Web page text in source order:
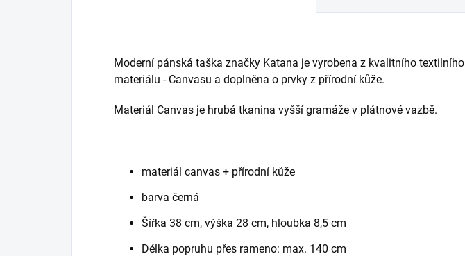
Moderní pánská taška značky Katana je vyrobena z kvalitního textilního
materiálu - Canvasu a doplněna o prvky z přírodní kůže.
Materiál Canvas je hrubá tkanina vyšší gramáže v plátnové vazbě.
materiál canvas + přírodní kůže
barva černá
Šířka 38 cm, výška 28 cm, hloubka 8,5 cm
Délka popruhu přes rameno: max. 140 cm